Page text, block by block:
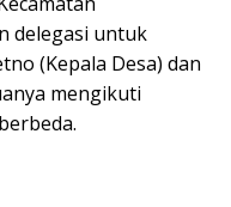
delegasi untuk
(Kepala Desa) dan
mengikuti